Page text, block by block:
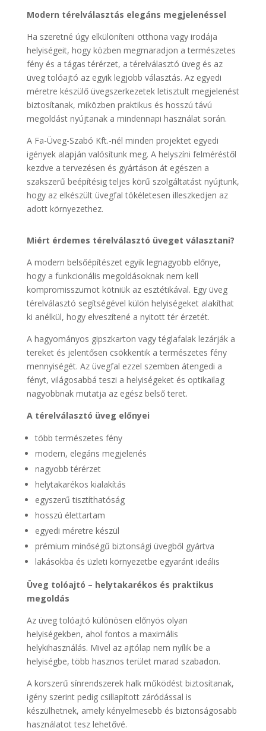
Modern térelválasztás elegáns megjelenéssel
Ha szeretné úgy elkülöníteni otthona vagy irodája
helyiségeit, hogy közben megmaradjon a természetes
fény és a tágas térérzet, a térelválasztó üveg és az
üveg tolóajtó az egyik legjobb választás. Az egyedi
méretre készülő üvegszerkezetek letisztult megjelenést
biztosítanak, miközben praktikus és hosszú távú
megoldást nyújtanak a mindennapi használat során.
A Fa-Üveg-Szabó Kft.-nél minden projektet egyedi
igények alapján valósítunk meg. A helyszíni felméréstől
kezdve a tervezésen és gyártáson át egészen a
szakszerű beépítésig teljes körű szolgáltatást nyújtunk,
hogy az elkészült üvegfal tökéletesen illeszkedjen az
adott környezethez.
Miért érdemes térelválasztó üveget választani?
A modern belsőépítészet egyik legnagyobb előnye,
hogy a funkcionális megoldásoknak nem kell
kompromisszumot kötniük az esztétikával. Egy üveg
térelválasztó segítségével külön helyiségeket alakíthat
ki anélkül, hogy elveszítené a nyitott tér érzetét.
A hagyományos gipszkarton vagy téglafalak lezárják a
tereket és jelentősen csökkentik a természetes fény
mennyiségét. Az üvegfal ezzel szemben átengedi a
fényt, világosabbá teszi a helyiségeket és optikailag
nagyobbnak mutatja az egész belső teret.
A térelválasztó üveg előnyei
több természetes fény
modern, elegáns megjelenés
nagyobb térérzet
helytakarékos kialakítás
egyszerű tisztíthatóság
hosszú élettartam
egyedi méretre készül
prémium minőségű biztonsági üvegből gyártva
lakásokba és üzleti környezetbe egyaránt ideális
Üveg tolóajtó – helytakarékos és praktikus
megoldás
Az üveg tolóajtó különösen előnyös olyan
helyiségekben, ahol fontos a maximális
helykihasználás. Mivel az ajtólap nem nyílik be a
helyiségbe, több hasznos terület marad szabadon.
A korszerű sínrendszerek halk működést biztosítanak,
igény szerint pedig csillapított záródással is
készülhetnek, amely kényelmesebb és biztonságosabb
használatot tesz lehetővé.